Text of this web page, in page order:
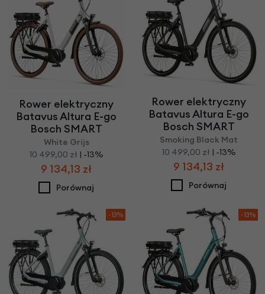
Rower elektryczny
Batavus Altura E-go
Bosch SMART
White Grijs
10 499,00 zł | -13%
9 134,13 zł
Porównaj
Rower elektryczny
Batavus Altura E-go
Bosch SMART
Smoking Black Mat
10 499,00 zł | -13%
9 134,13 zł
Porównaj
-13% -13%